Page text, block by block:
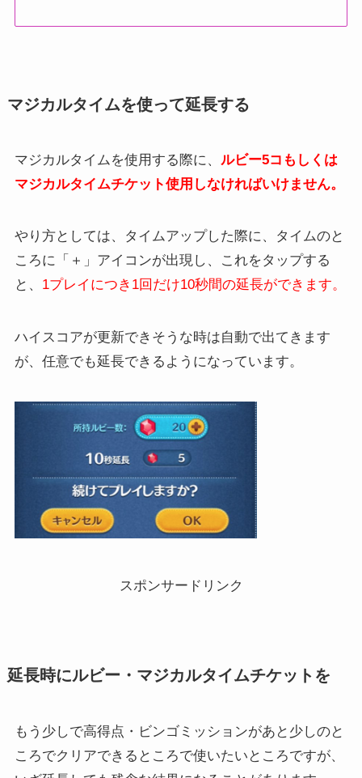
マジカルタイムを使って延長する
マジカルタイムを使用する際に、 ルビー5コもしくは
マジカルタイムチケット使用しなければいけません。
やり方としては、タイムアップした際に、タイムのと
ころに「＋」アイコンが出現し、これをタップする
と、 1プレイにつき1回だけ10秒間の延長ができます。
ハイスコアが更新できそうな時は自動で出てきます
が、任意でも延長できるようになっています。
スポンサードリンク
延長時にルビー・マジカルタイムチケットを
もう少しで高得点・ビンゴミッションがあと少しのと
ころでクリアできるところで使いたいところですが、